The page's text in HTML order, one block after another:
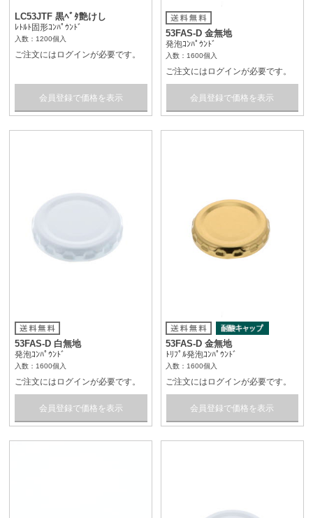
LC53JTF 黒ﾍﾞﾀ艶けし
ﾚﾄﾙﾄ固形ｺﾝﾊﾟｳﾝﾄﾞ
入数：1200個入
ご注文にはログインが必要です。
会員登録で価格を表示
53FAS-D 金無地
発泡ｺﾝﾊﾟｳﾝﾄﾞ
入数：1600個入
ご注文にはログインが必要です。
会員登録で価格を表示
53FAS-D 白無地
発泡ｺﾝﾊﾟｳﾝﾄﾞ
入数：1600個入
ご注文にはログインが必要です。
会員登録で価格を表示
53FAS-D 金無地
ﾄﾘﾌﾟﾙ発泡ｺﾝﾊﾟｳﾝﾄﾞ
入数：1600個入
ご注文にはログインが必要です。
会員登録で価格を表示